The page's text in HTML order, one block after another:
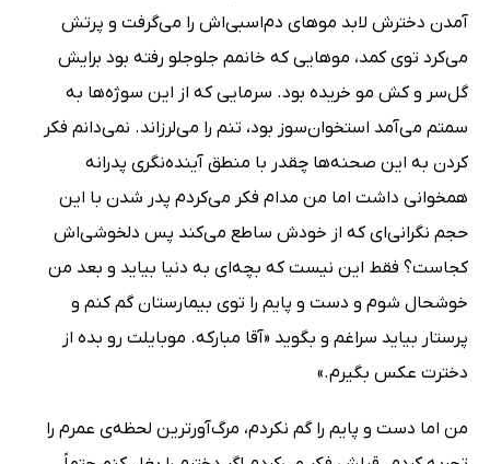
آمدن دخترش لابد موهای دم‌اسبی‌اش را می‌گرفت و پرتش
می‌کرد توی کمد، موهایی که خانمم جلوجلو رفته بود برایش
گل‌سر و کش مو خریده بود. سرمایی که از این سوژه‌ها به
سمتم می‌آمد استخوان‌سوز بود، تنم را می‌لرزاند. نمی‌دانم فکر
کردن به این صحنه‌ها چقدر با منطق آینده‌نگری پدرانه
همخوانی داشت اما من مدام فکر می‌کردم پدر شدن با این
حجم نگرانی‌ای که از خودش ساطع می‌کند پس دلخوشی‌اش
کجاست؟ فقط این‌ نیست که بچه‌ای به ‌دنیا بیاید و بعد من
خوشحال شوم و دست‌ و پایم را توی بیمارستان گم کنم و
پرستار بیاید سراغم و بگوید «آقا مبارکه. موبایلت رو بده از
دخترت عکس بگیرم.»
من اما دست‌ و پایم را گم نکردم، مرگ‌آورترین لحظه‌ی عمرم را